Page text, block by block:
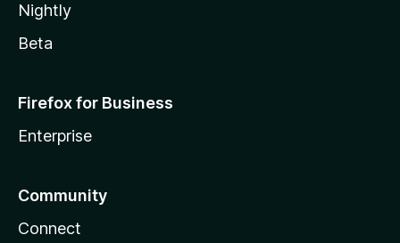
Nightly
Beta
Firefox for Business
Enterprise
Community
Connect